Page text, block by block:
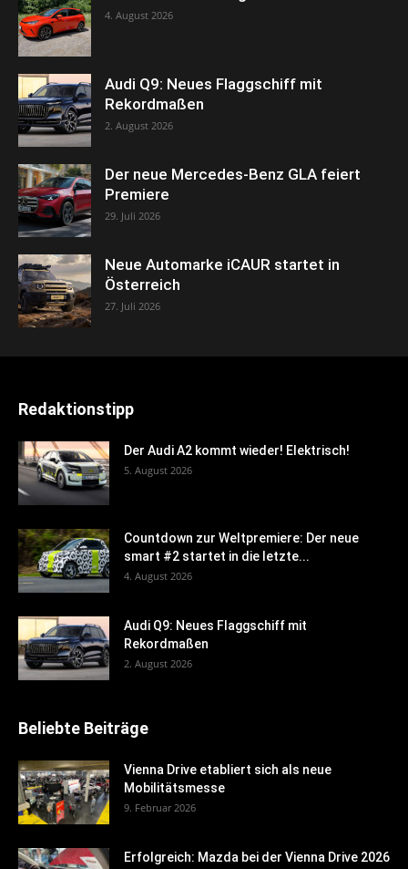
4. August 2026
Audi Q9: Neues Flaggschiff mit
Rekordmaßen
2. August 2026
Der neue Mercedes-Benz GLA feiert
Premiere
29. Juli 2026
Neue Automarke iCAUR startet in
Österreich
27. Juli 2026
Redaktionstipp
Der Audi A2 kommt wieder! Elektrisch!
5. August 2026
Countdown zur Weltpremiere: Der neue
smart #2 startet in die letzte...
4. August 2026
Audi Q9: Neues Flaggschiff mit
Rekordmaßen
2. August 2026
Beliebte Beiträge
Vienna Drive etabliert sich als neue
Mobilitätsmesse
9. Februar 2026
Erfolgreich: Mazda bei der Vienna Drive 2026